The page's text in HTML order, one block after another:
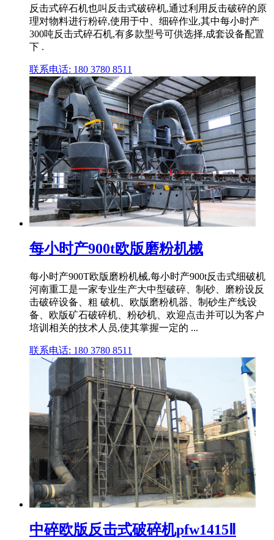
反击式碎石机也叫反击式破碎机,通过利用反击破碎的原
理对物料进行粉碎,使用于中、细碎作业,其中每小时产
300吨反击式碎石机,有多款型号可供选择,成套设备配置
下 .
联系电话: 180 3780 8511
每小时产900t欧版磨粉机械
每小时产900T欧版磨粉机械,每小时产900t反击式细破机
河南重工是一家专业生产大中型破碎、制砂、磨粉设反
击破碎设备、粗 破机、欧版磨粉机器、制砂生产线设
备、欧版矿石破碎机、粉砂机、欢迎点击并可以为客户
培训相关的技术人员,使其掌握一定的 ...
联系电话: 180 3780 8511
中碎欧版反击式破碎机pfw1415Ⅱ